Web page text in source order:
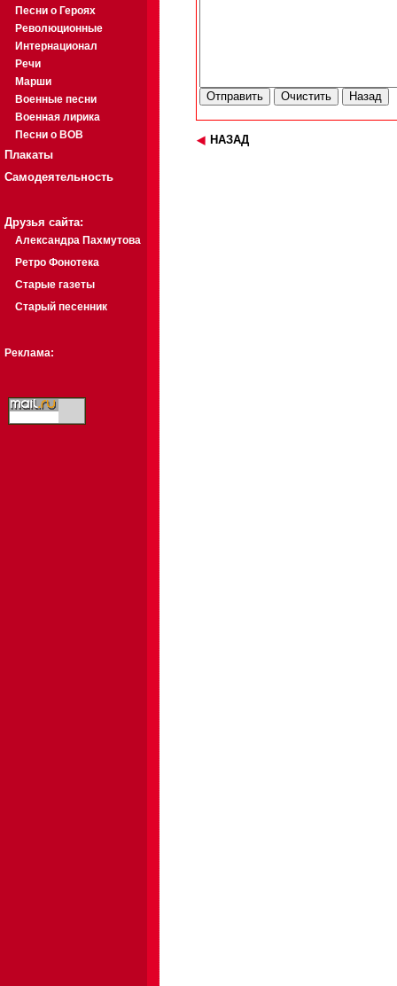
Песни о Героях
Революционные
Интернационал
Речи
Марши
Военные песни
Военная лирика
Песни о ВОВ
Плакаты
Самодеятельность
Друзья сайта:
Александра Пахмутова
Ретро Фонотека
Старые газеты
Старый песенник
Реклама:
НАЗАД